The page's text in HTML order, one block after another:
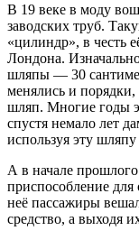
В 19 веке в моду
заводских труб.
«цилиндр», в честь
Лондона.
шляпы — 30
менялись и
шляп. Многие годы
спустя немало лет
используя эту
А в начале
приспособление для
неё пассажиры
средство, а выходя